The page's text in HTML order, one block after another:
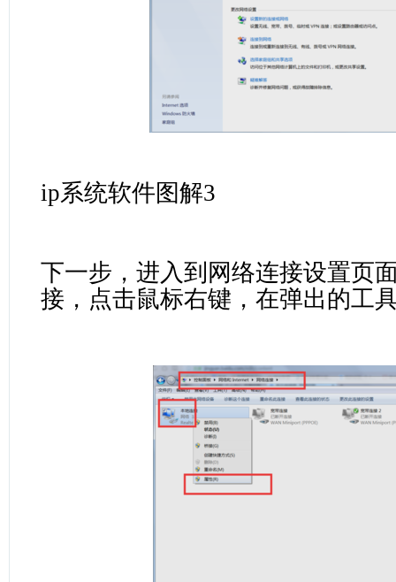
ip系统软件图解3
下一步，进入到网络连接设置页
接，点击鼠标右键，在弹出的工